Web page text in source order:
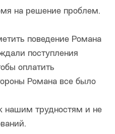
на решение проблем.
поведение Романа
поступления
оплатить
Романа все было
нашим трудностям и не